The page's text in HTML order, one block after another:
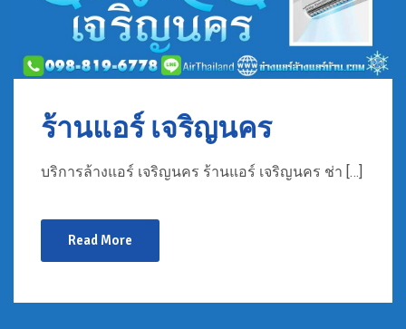
ร้านแอร์ เจริญนคร
บริการล้างแอร์ เจริญนคร ร้านแอร์ เจริญนคร ช่า […]
Read More